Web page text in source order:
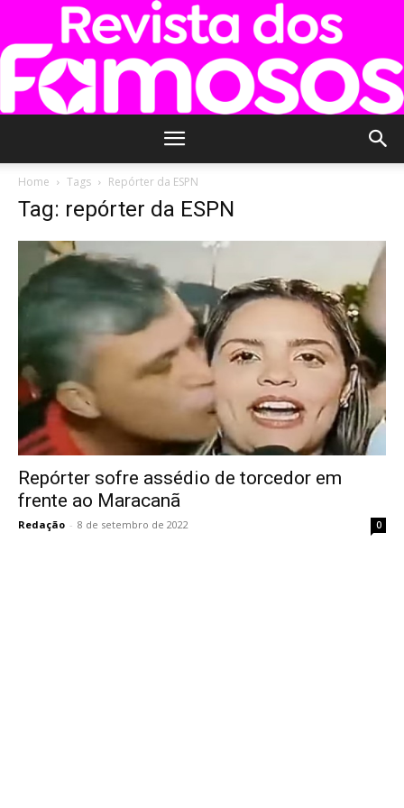
Famosos
Home Tags Repórter da ESPN
Tag: repórter da ESPN
Repórter sofre assédio de torcedor em
frente ao Maracanã
Redação - 8 de setembro de 2022 0